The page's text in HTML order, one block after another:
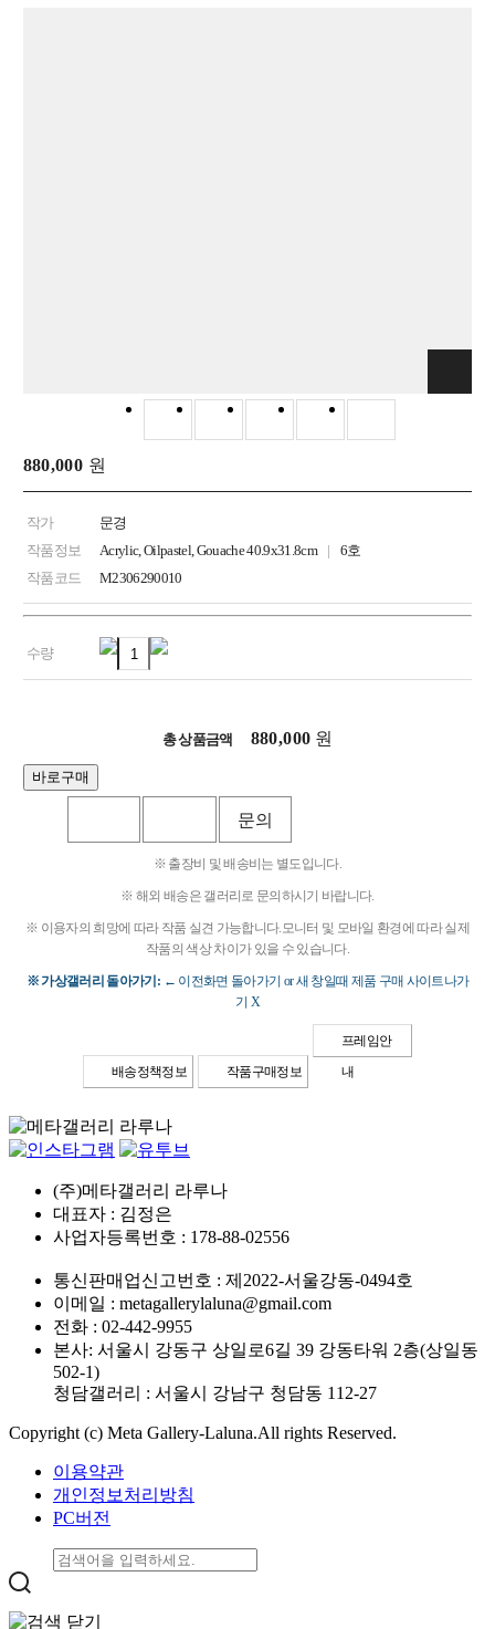
880,000 원
작가
문경
작품정보
Acrylic, Oilpastel, Gouache 40.9x31.8cm
6호
작품코드
M2306290010
수량
총 상품금액 880,000 원
※ 출장비 및 배송비는 별도입니다.
※ 해외 배송은 갤러리로 문의하시기 바랍니다.
※ 이용자의 희망에 따라 작품 실견 가능합니다.모니터 및 모바일 환경에 따라 실제
작품의 색상 차이가 있을 수 있습니다.
※ 가상갤러리 돌아가기: ← 이전화면 돌아가기 or 새 창일때 제품 구매 사이트나가
기 X
배송정책정보 작품구매정보
프레임안
내
(주)메타갤러리 라루나
대표자 : 김정은
사업자등록번호 : 178-88-02556
통신판매업신고번호 : 제2022-서울강동-0494호
이메일 : metagallerylaluna@gmail.com
전화 : 02-442-9955
본사: 서울시 강동구 상일로6길 39 강동타워 2층(상일동
502-1)
청담갤러리 : 서울시 강남구 청담동 112-27
Copyright (c) Meta Gallery-Laluna.All rights Reserved.
이용약관
개인정보처리방침
PC버전